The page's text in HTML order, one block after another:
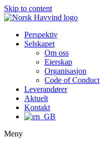
Skip to content
Perspektiv
Selskapet
Om oss
Eierskap
Organisasjon
Code of Conduct
Leverandører
Aktuelt
Kontakt
Meny